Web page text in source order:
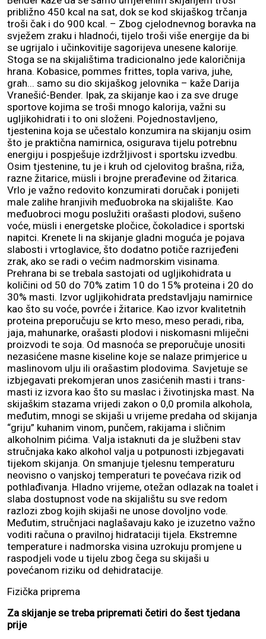
približno 450 kcal na sat, dok se kod skijaškog trčanja
troši čak i do 900 kcal. – Zbog cjelodnevnog boravka na
svježem zraku i hladnoći, tijelo troši više energije da bi
se ugrijalo i učinkovitije sagorijeva unesene kalorije.
Stoga se na skijalištima tradicionalno jede kaloričnija
hrana. Kobasice, pommes frittes, topla variva, juhe,
grah... samo su dio skijaškog jelovnika – kaže Darija
Vranešić-Bender. Ipak, za skijanje kao i za sve druge
sportove kojima se troši mnogo kalorija, važni su
ugljikohidrati i to oni složeni. Pojednostavljeno,
tjestenina koja se učestalo konzumira na skijanju osim
što je praktična namirnica, osigurava tijelu potrebnu
energiju i pospješuje izdržljivost i sportsku izvedbu.
Osim tjestenine, tu je i kruh od cjelovitog brašna, riža,
razne žitarice, müsli i brojne prerađevine od žitarica.
Vrlo je važno redovito konzumirati doručak i ponijeti
male zalihe hranjivih međuobroka na skijalište. Kao
međuobroci mogu poslužiti orašasti plodovi, sušeno
voće, müsli i energetske pločice, čokoladice i sportski
napitci. Krenete li na skijanje gladni moguća je pojava
slabosti i vrtoglavice, što dodatno potiče razrijeđeni
zrak, ako se radi o većim nadmorskim visinama.
Prehrana bi se trebala sastojati od ugljikohidrata u
količini od 50 do 70% zatim 10 do 15% proteina i 20 do
30% masti. Izvor ugljikohidrata predstavljaju namirnice
kao što su voće, povrće i žitarice. Kao izvor kvalitetnih
proteina preporučuju se krto meso, meso peradi, riba,
jaja, mahunarke, orašasti plodovi i niskomasni mliječni
proizvodi te soja. Od masnoća se preporučuje unositi
nezasićene masne kiseline koje se nalaze primjerice u
maslinovom ulju ili orašastim plodovima. Savjetuje se
izbjegavati prekomjeran unos zasićenih masti i trans-
masti iz izvora kao što su maslac i životinjska mast. Na
skijaškim stazama vrijedi zakon o 0,0 promila alkohola,
međutim, mnogi se skijaši u vrijeme predaha od skijanja
“griju” kuhanim vinom, punčem, rakijama i sličnim
alkoholnim pićima. Valja istaknuti da je službeni stav
stručnjaka kako alkohol valja u potpunosti izbjegavati
tijekom skijanja. On smanjuje tjelesnu temperaturu
neovisno o vanjskoj temperaturi te povećava rizik od
pothlađivanja. Hladno vrijeme, otežan odlazak na toalet i
slaba dostupnost vode na skijalištu su sve redom
razlozi zbog kojih skijaši ne unose dovoljno vode.
Međutim, stručnjaci naglašavaju kako je izuzetno važno
voditi računa o pravilnoj hidrataciji tijela. Ekstremne
temperature i nadmorska visina uzrokuju promjene u
raspodjeli vode u tijelu zbog čega su skijaši u
povećanom riziku od dehidratacije.
Fizička priprema
Za skijanje se treba pripremati četiri do šest tjedana
prije